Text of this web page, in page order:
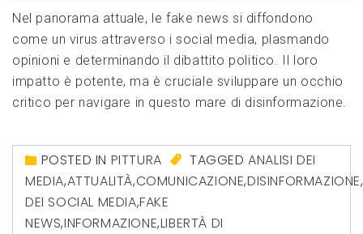
Nel panorama attuale, le fake news si diffondono
come un virus attraverso i social media, plasmando
opinioni e determinando il dibattito politico. Il loro
impatto è potente, ma è cruciale sviluppare un occhio
critico per navigare in questo mare di disinformazione.
POSTED IN PITTURA TAGGEDANALISI DEI
MEDIA,ATTUALITÀ,COMUNICAZIONE,DISINFORMAZIONE,
DEI SOCIAL MEDIA,FAKE
NEWS,INFORMAZIONE,LIBERTÀ DI